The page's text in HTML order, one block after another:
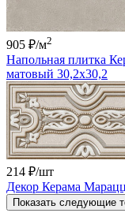
905 ₽/м2
Напольная плитка
матовый 30,2x30,2
214 ₽/шт
Декор Керама
Показать следующие